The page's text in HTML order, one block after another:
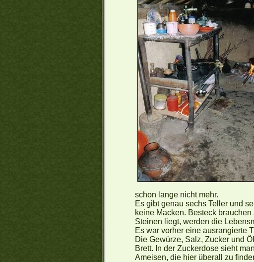
schon lange nicht mehr.
Es gibt genau sechs Teller und
keine Macken. Besteck
Steinen liegt, werden die
Es war vorher eine ausrangierte
Die Gewürze, Salz, Zucker und
Brett. In der Zuckerdose sieht
Ameisen, die hier überall zu